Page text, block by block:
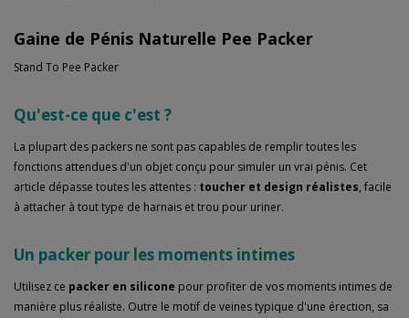
Gaine de Pénis Naturelle Pee Packer
Stand To Pee Packer
Qu'est-ce que c'est ?
La plupart des packers ne sont pas capables de remplir toutes les
fonctions attendues d'un objet conçu pour simuler un vrai pénis. Cet
article dépasse toutes les attentes : toucher et design réalistes, facile
à attacher à tout type de harnais et trou pour uriner.
Un packer pour les moments intimes
Utilisez ce packer en silicone pour profiter de vos moments intimes de
manière plus réaliste. Outre le motif de veines typique d'une érection, sa